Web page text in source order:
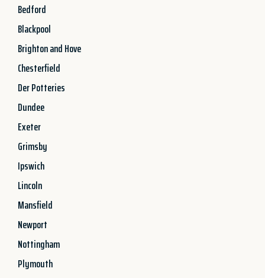
Bedford
Blackpool
Brighton and Hove
Chesterfield
Der Potteries
Dundee
Exeter
Grimsby
Ipswich
Lincoln
Mansfield
Newport
Nottingham
Plymouth